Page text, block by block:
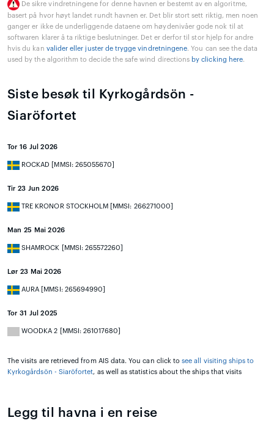
De sikre vindretningene for denne havnen er bestemt av en algoritme,
basert på hvor høyt landet rundt havnen er. Det blir stort sett riktig, men noen
ganger er ikke de underliggende dataene om høydenivåer gode nok til at
softwaren klarer å ta riktige beslutninger. Det er derfor til stor hjelp for andre
hvis du kan valider eller juster de trygge vindretningene. You can see the data
used by the algorithm to decide the safe wind directions by clicking here.
Siste besøk til Kyrkogårdsön -
Siaröfortet
Tor 16 Jul 2026
ROCKAD [MMSI: 265055670]
Tir 23 Jun 2026
TRE KRONOR STOCKHOLM [MMSI: 266271000]
Man 25 Mai 2026
SHAMROCK [MMSI: 265572260]
Lør 23 Mai 2026
AURA [MMSI: 265694990]
Tor 31 Jul 2025
WOODKA 2 [MMSI: 261017680]
The visits are retrieved from AIS data. You can click tosee all visiting ships to
Kyrkogårdsön - Siaröfortet, as well as statistics about the ships that visits
Legg til havna i en reise